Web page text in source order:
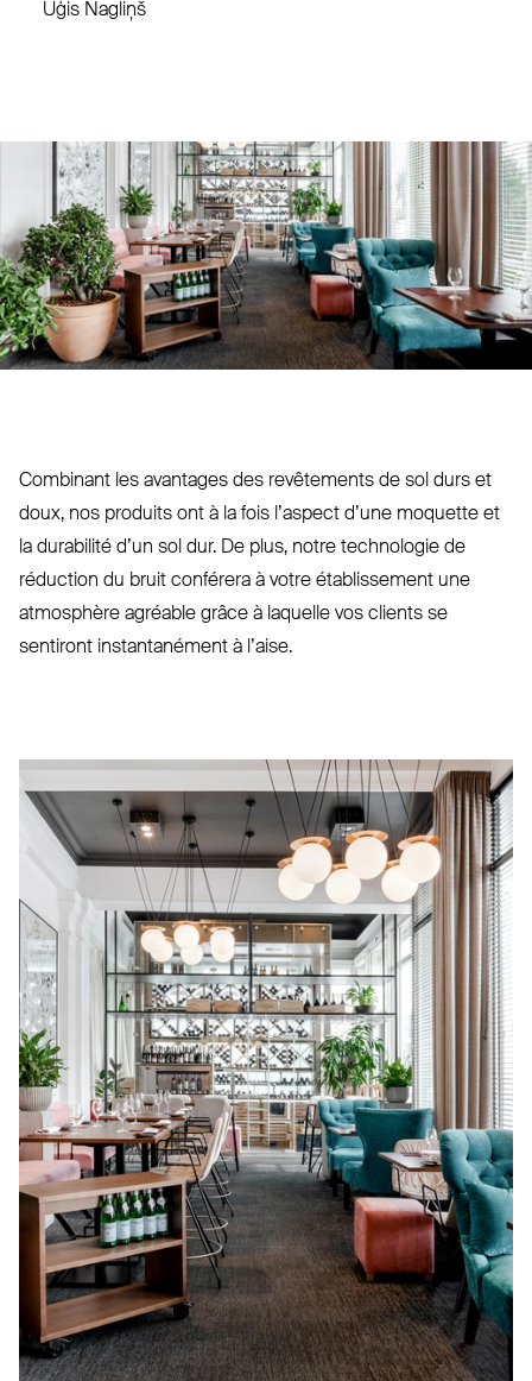
Uģis Nagliņš
Combinant les avantages des revê­tements de sol durs et
doux, nos produits ont à la fois l’aspect d’une moquette et
la durabilité d’un sol dur. De plus, notre tech­nologie de
réduction du bruit conférera à votre éta­blissement une
atmosphère agréable grâce à laquelle vos clients se
sentiront ins­tan­tanément à l’aise.